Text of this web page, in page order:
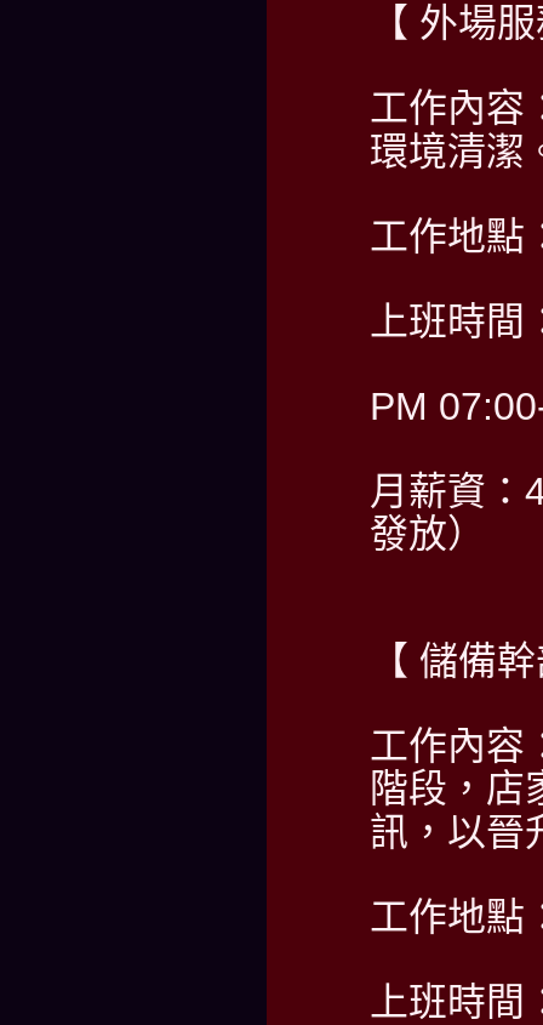
【 外場
工作內容
環境清潔
工作地點
上班時
PM
月薪資：
發放）
【 儲備
工作內容
階段，店
訊，以晉
工作地點
上班時